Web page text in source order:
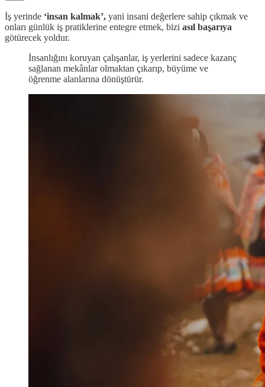
İş yerinde ‘insan kalmak’, yani insani değerlere sahip çıkmak ve
onları günlük iş pratiklerine entegre etmek, bizi asıl başarıya
götürecek yoldur.
İnsanlığını koruyan çalışanlar, iş yerlerini sadece kazanç
sağlanan mekânlar olmaktan çıkarıp, büyüme ve
öğrenme alanlarına dönüştürür.